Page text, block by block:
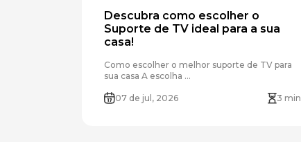
Descubra como escolher o
Suporte de TV ideal para a sua
casa!
Como escolher o melhor suporte de TV para
sua casa A escolha ...
07 de jul, 2026 3 min